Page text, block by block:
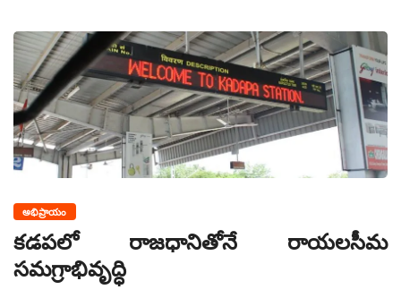
అభిప్రాయం
కడపలో రాజధానితోనే రాయలసీమ
సమగ్రాభివృద్ధి